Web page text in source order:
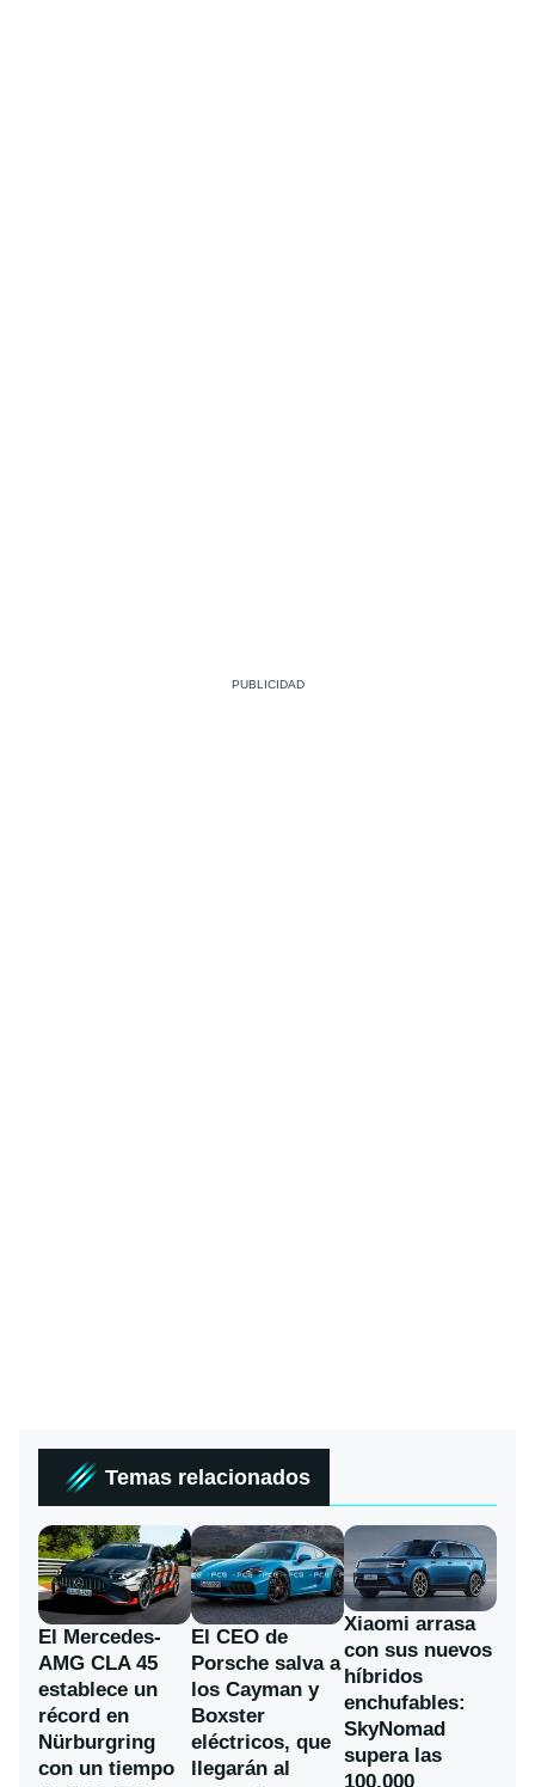
Temas relacionados
El Mercedes-
AMG CLA 45
establece un
récord en
Nürburgring
con un tiempo
El CEO de
Porsche salva a
los Cayman y
Boxster
eléctricos, que
llegarán al
Xiaomi arrasa
con sus nuevos
híbridos
enchufables:
SkyNomad
supera las
100.000